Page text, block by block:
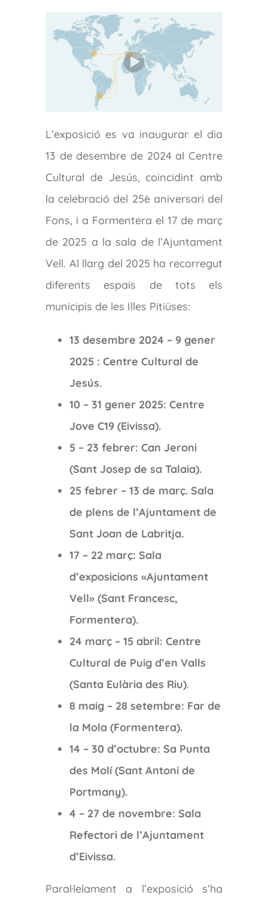
L’exposició es va inaugurar el dia
13 de desembre de 2024 al Centre
Cultural de Jesús, coincidint amb
la celebració del 25è aniversari del
Fons, i a Formentera el 17 de març
de 2025 a la sala de l’Ajuntament
Vell. Al llarg del 2025 ha recorregut
diferents espais de tots els
municipis de les Illes Pitiüses:
13 desembre 2024 – 9 gener
2025 : Centre Cultural de
Jesús.
10 – 31 gener 2025: Centre
Jove C19 (Eivissa).
5 – 23 febrer: Can Jeroni
(Sant Josep de sa Talaia).
25 febrer – 13 de març. Sala
de plens de l’Ajuntament de
Sant Joan de Labritja.
17 – 22 març: Sala
d’exposicions «Ajuntament
Vell» (Sant Francesc,
Formentera).
24 març – 15 abril: Centre
Cultural de Puig d’en Valls
(Santa Eulària des Riu).
8 maig – 28 setembre: Far de
la Mola (Formentera).
14 – 30 d’octubre: Sa Punta
des Molí (Sant Antoni de
Portmany).
4 – 27 de novembre: Sala
Refectori de l’Ajuntament
d’Eivissa.
Paral·lelament a l’exposició s’ha